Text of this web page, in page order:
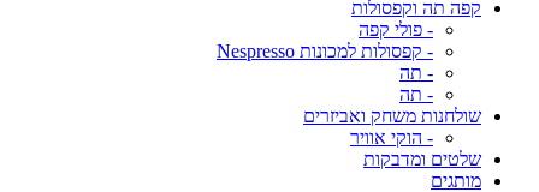
קפה תה וקפסולות
- פולי קפה
- קפסולות למכונות Nespresso
- תה
- תה
שולחנות משחק ואביזרים
- הוקי אוויר
שלטים ומדבקות
מותגים